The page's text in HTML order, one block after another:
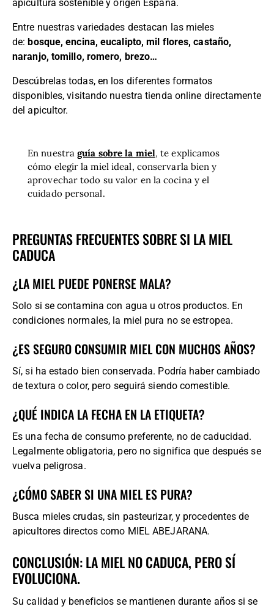
apicultura sostenible y origen España.
Entre nuestras variedades destacan las mieles
de: bosque,encina,eucalipto,mil flores,castaño,
naranjo, tomillo, romero, brezo…
Descúbrelas todas, en los diferentes formatos
disponibles,visitando nuestra tienda online directamente
del apicultor.
En nuestra guía sobre la miel,te explicamos
cómo elegir la miel ideal, conservarla bien y
aprovechar todo su valor en la cocina y el
cuidado personal.
PREGUNTAS FRECUENTES SOBRE SI LA MIEL
CADUCA
¿LA MIEL PUEDE PONERSE MALA?
Solo si se contamina con agua u otros productos. En
condiciones normales, la miel pura no se estropea.
¿ES SEGURO CONSUMIR MIEL CON MUCHOS AÑOS?
Sí, si ha estado bien conservada. Podría haber cambiado
de textura o color, pero seguirá siendo comestible.
¿QUÉ INDICA LA FECHA EN LA ETIQUETA?
Es una fecha de consumo preferente, no de caducidad.
Legalmente obligatoria, pero no significa que después se
vuelva peligrosa.
¿CÓMO SABER SI UNA MIEL ES PURA?
Busca mieles crudas, sin pasteurizar, y procedentes de
apicultores directos como MIEL ABEJARANA.
CONCLUSIÓN: LA MIEL NO CADUCA, PERO SÍ
EVOLUCIONA.
Su calidad y beneficios se mantienen durante años si se